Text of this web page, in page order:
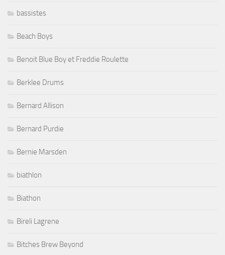
bassistes
Beach Boys
Benoit Blue Boy et Freddie Roulette
Berklee Drums
Bernard Allison
Bernard Purdie
Bernie Marsden
biathlon
Biathon
Bireli Lagrene
Bitches Brew Beyond